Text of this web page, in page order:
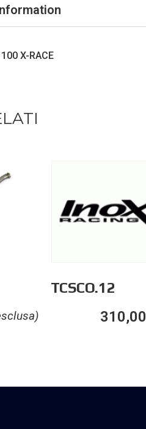
X-RACE
TCSCO.12
310,00